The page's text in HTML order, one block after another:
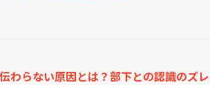
わらない原因とは？部下との認識のズ